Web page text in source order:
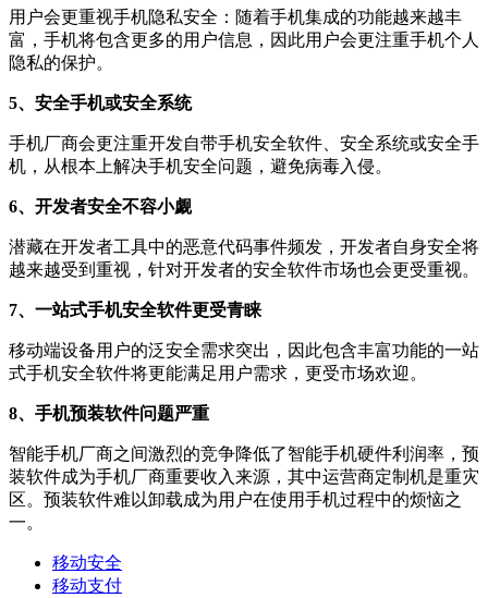
用户会更重视手机隐私安全：随着手机集成的功能越来越丰
富，手机将包含更多的用户信息，因此用户会更注重手机个人
隐私的保护。
5、安全手机或安全系统
手机厂商会更注重开发自带手机安全软件、安全系统或安全手
机，从根本上解决手机安全问题，避免病毒入侵。
6、开发者安全不容小觑
潜藏在开发者工具中的恶意代码事件频发，开发者自身安全将
越来越受到重视，针对开发者的安全软件市场也会更受重视。
7、一站式手机安全软件更受青睐
移动端设备用户的泛安全需求突出，因此包含丰富功能的一站
式手机安全软件将更能满足用户需求，更受市场欢迎。
8、手机预装软件问题严重
智能手机厂商之间激烈的竞争降低了智能手机硬件利润率，预
装软件成为手机厂商重要收入来源，其中运营商定制机是重灾
区。预装软件难以卸载成为用户在使用手机过程中的烦恼之
一。
移动安全
移动支付